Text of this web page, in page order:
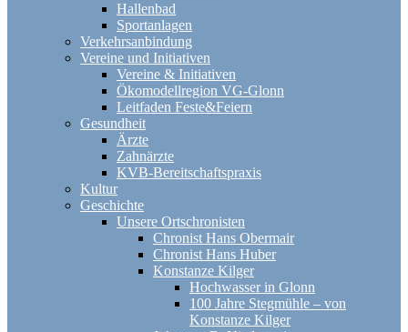
Hallenbad
Sportanlagen
Verkehrsanbindung
Vereine und Initiativen
Vereine & Initiativen
Ökomodellregion VG-Glonn
Leitfaden Feste&Feiern
Gesundheit
Ärzte
Zahnärzte
KVB-Bereitschaftspraxis
Kultur
Geschichte
Unsere Ortschronisten
Chronist Hans Obermair
Chronist Hans Huber
Konstanze Kilger
Hochwasser in Glonn
100 Jahre Stegmühle – von
Konstanze Kilger